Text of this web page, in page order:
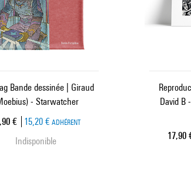
Bande dessinée | Giraud
- Starwatcher
​​actuel
€ 15,20 € ADHÉRENT
Indisponible
David B
Prix
17,90